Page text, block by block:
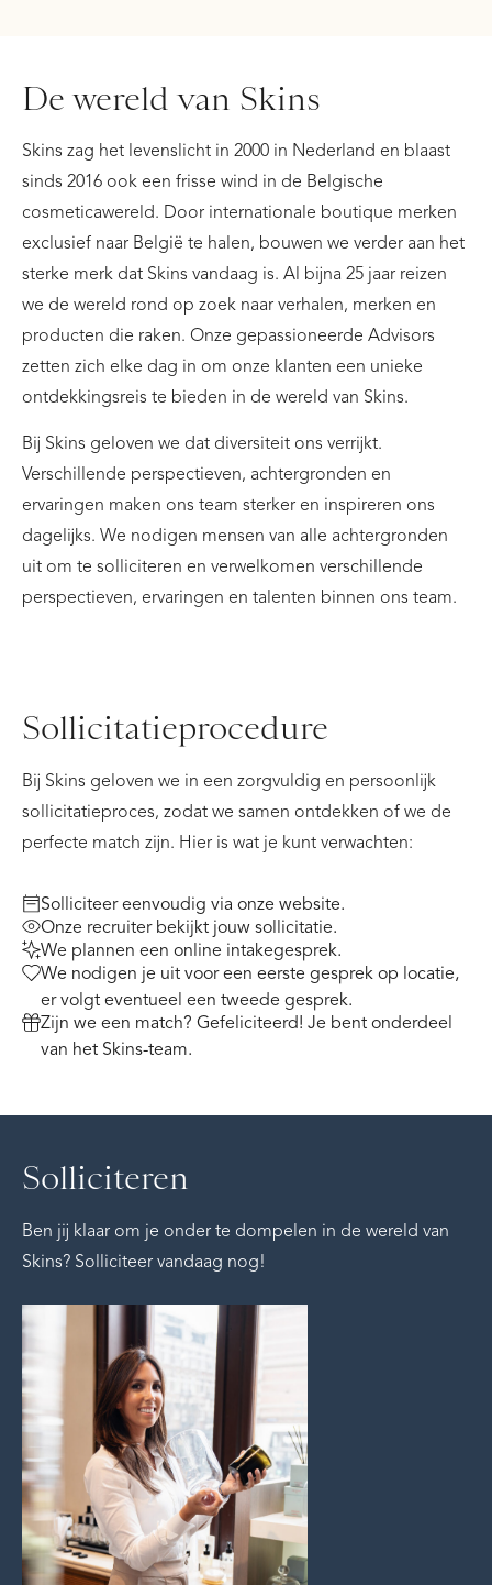
De wereld van Skins
Skins zag het levenslicht in 2000 in Nederland en blaast
sinds 2016 ook een frisse wind in de Belgische
cosmeticawereld. Door internationale boutique merken
exclusief naar België te halen, bouwen we verder aan het
sterke merk dat Skins vandaag is. Al bijna 25 jaar reizen
we de wereld rond op zoek naar verhalen, merken en
producten die raken. Onze gepassioneerde Advisors
zetten zich elke dag in om onze klanten een unieke
ontdekkingsreis te bieden in de wereld van Skins.
Bij Skins geloven we dat diversiteit ons verrijkt.
Verschillende perspectieven, achtergronden en
ervaringen maken ons team sterker en inspireren ons
dagelijks. We nodigen mensen van alle achtergronden
uit om te solliciteren en verwelkomen verschillende
perspectieven, ervaringen en talenten binnen ons team.
Sollicitatieprocedure
Bij Skins geloven we in een zorgvuldig en persoonlijk
sollicitatieproces, zodat we samen ontdekken of we de
perfecte match zijn. Hier is wat je kunt verwachten:
Solliciteer eenvoudig via onze website.
Onze recruiter bekijkt jouw sollicitatie.
We plannen een online intakegesprek.
We nodigen je uit voor een eerste gesprek op locatie,
er volgt eventueel een tweede gesprek.
Zijn we een match? Gefeliciteerd! Je bent onderdeel
van het Skins-team.
Solliciteren
Ben jij klaar om je onder te dompelen in de wereld van
Skins? Solliciteer vandaag nog!